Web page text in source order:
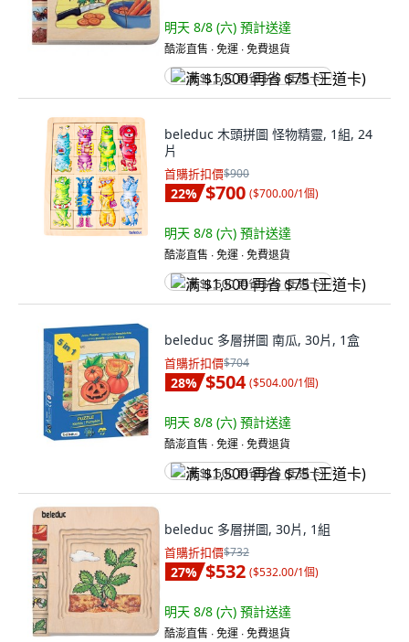
明天 8/8 (六) 預計送達
酷澎直售 ∙ 免運 ∙ 免費退貨
满 $1,500 再省 $75 (王道卡)
beleduc 木頭拼圖 怪物精靈, 1組, 24
片
首購折扣價$900
22% $700 ($700.00/1個)
明天 8/8 (六) 預計送達
酷澎直售 ∙ 免運 ∙ 免費退貨
满 $1,500 再省 $75 (王道卡)
beleduc 多層拼圖 南瓜, 30片, 1盒
首購折扣價$704
28% $504 ($504.00/1個)
明天 8/8 (六) 預計送達
酷澎直售 ∙ 免運 ∙ 免費退貨
满 $1,500 再省 $75 (王道卡)
beleduc 多層拼圖, 30片, 1組
首購折扣價$732
27% $532 ($532.00/1個)
明天 8/8 (六) 預計送達
酷澎直售 ∙ 免運 ∙ 免費退貨